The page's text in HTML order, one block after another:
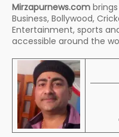
Mirzapurnews.com
Business, Bollywood,
Entertainment, sports
accessible around the